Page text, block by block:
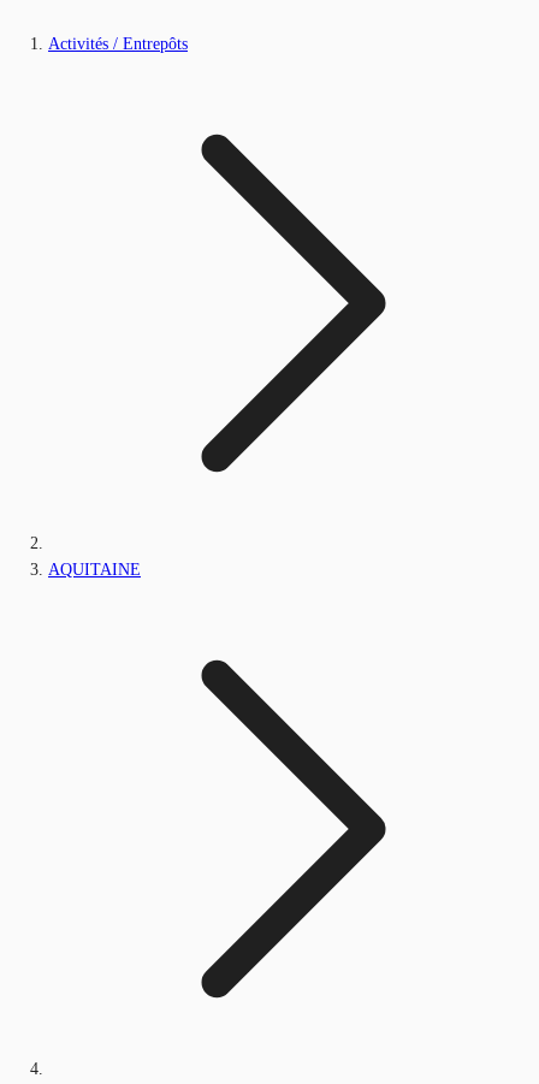
Activités / Entrepôts
AQUITAINE